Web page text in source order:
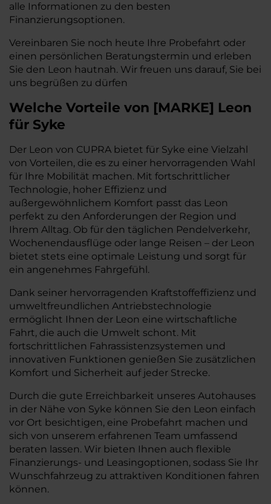
alle Informationen zu den besten
Finanzierungsoptionen.
Vereinbaren Sie noch heute Ihre Probefahrt oder
einen persönlichen Beratungstermin und erleben
Sie den Leon hautnah. Wir freuen uns darauf, Sie bei
uns begrüßen zu dürfen
Welche Vorteile von [MARKE] Leon
für Syke
Der Leon von CUPRA bietet für Syke eine Vielzahl
von Vorteilen, die es zu einer hervorragenden Wahl
für Ihre Mobilität machen. Mit fortschrittlicher
Technologie, hoher Effizienz und
außergewöhnlichem Komfort passt das Leon
perfekt zu den Anforderungen der Region und
Ihrem Alltag. Ob für den täglichen Pendelverkehr,
Wochenendausflüge oder lange Reisen – der Leon
bietet stets eine optimale Leistung und sorgt für
ein angenehmes Fahrgefühl.
Dank seiner hervorragenden Kraftstoffeffizienz und
umweltfreundlichen Antriebstechnologie
ermöglicht Ihnen der Leon eine wirtschaftliche
Fahrt, die auch die Umwelt schont. Mit
fortschrittlichen Fahrassistenzsystemen und
innovativen Funktionen genießen Sie zusätzlichen
Komfort und Sicherheit auf jeder Strecke.
Durch die gute Erreichbarkeit unseres Autohauses
in der Nähe von Syke können Sie den Leon einfach
vor Ort besichtigen, eine Probefahrt machen und
sich von unserem erfahrenen Team umfassend
beraten lassen. Wir bieten Ihnen auch flexible
Finanzierungs- und Leasingoptionen, sodass Sie Ihr
Wunschfahrzeug zu attraktiven Konditionen fahren
können.